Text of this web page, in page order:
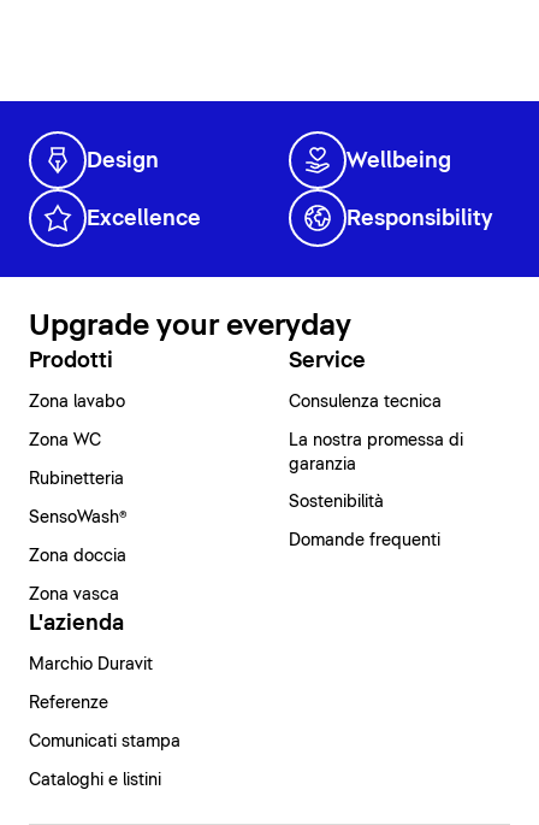
Design Wellbeing
Excellence Responsibility
Upgrade your everyday
Prodotti
Zona lavabo
Zona WC
Rubinetteria
SensoWash®
Zona doccia
Zona vasca
Service
Consulenza tecnica
La nostra promessa di
garanzia
Sostenibilità
Domande frequenti
L'azienda
Marchio Duravit
Referenze
Comunicati stampa
Cataloghi e listini